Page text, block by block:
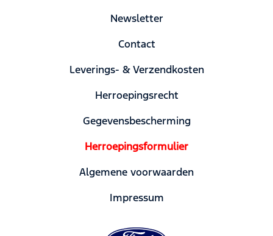
Newsletter
Contact
Leverings- & Verzendkosten
Herroepingsrecht
Gegevensbescherming
Herroepingsformulier
Algemene voorwaarden
Impressum